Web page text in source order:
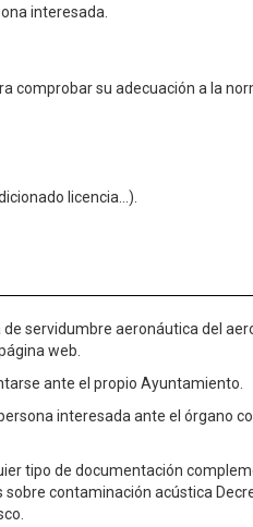
interesada.
comprobar su adecuación a la
licencia...).
servidumbre aeronáutica del
web.
ante el propio Ayuntamiento.
interesada ante el órgano
tipo de documentación
contaminación acústica